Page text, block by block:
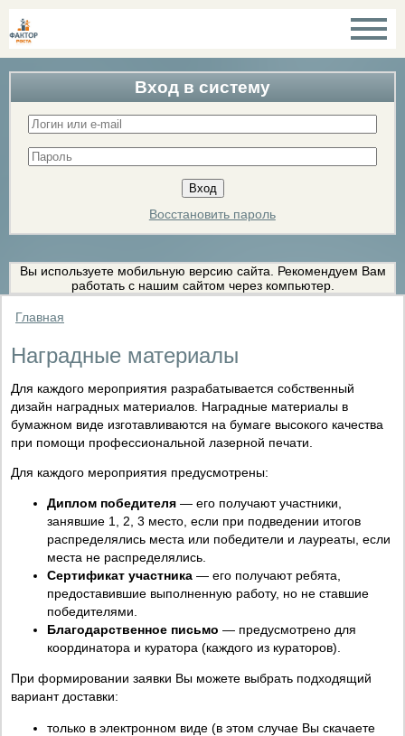
Вход в систему
Восстановить пароль
Вы используете мобильную версию сайта. Рекомендуем Вам
работать с нашим сайтом через компьютер.
Главная
Наградные материалы
Для каждого мероприятия разрабатывается собственный
дизайн наградных материалов. Наградные материалы в
бумажном виде изготавливаются на бумаге высокого качества
при помощи профессиональной лазерной печати.
Для каждого мероприятия предусмотрены:
Диплом победителя — его получают участники,
занявшие 1, 2, 3 место, если при подведении итогов
распределялись места или победители и лауреаты, если
места не распределялись.
Сертификат участника — его получают ребята,
предоставившие выполненную работу, но не ставшие
победителями.
Благодарственное письмо — предусмотрено для
координатора и куратора (каждого из кураторов).
При формировании заявки Вы можете выбрать подходящий
вариант доставки:
только в электронном виде (в этом случае Вы скачаете